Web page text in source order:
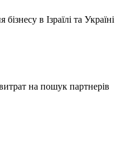
в Ізраїлі та Україні
на пошук партнерів